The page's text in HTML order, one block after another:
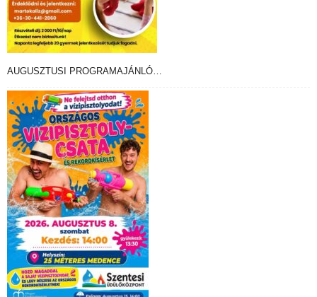
AUGUSZTUSI PROGRAMAJÁNLÓ…